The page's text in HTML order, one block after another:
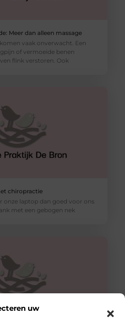
uw
Meer dan alleen massage
vaak onverwacht. Een
of vermoeide benen
flink verstoren. Ook
chiropractie
onze laptop dan goed voor ons
met een gebogen nek